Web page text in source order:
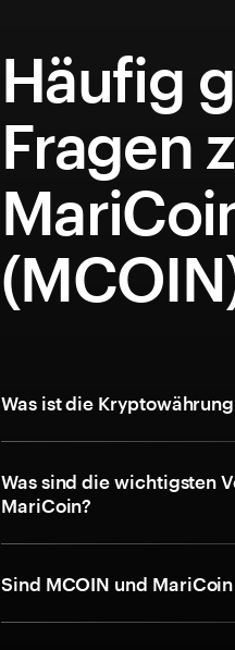
Häufig
Fragen
Was ist die
Was sind die wichtigsten
MariCoin?
Sind MCOIN und